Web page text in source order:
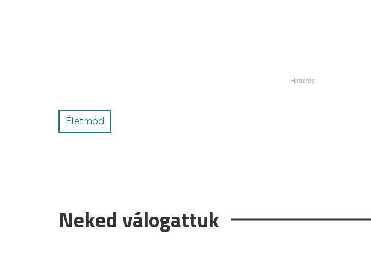
Életmód
Neked válogattuk